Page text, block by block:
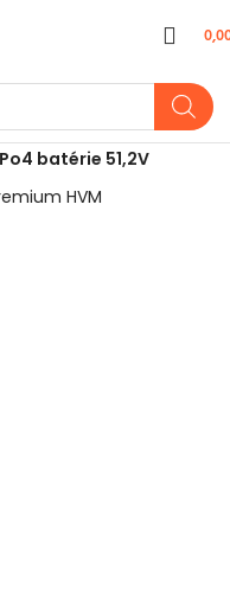
fotovoltiku
batérie 51,2V